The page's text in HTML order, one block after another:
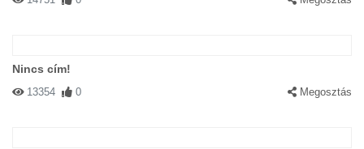
Nincs cím!
13354 0 Megosztás